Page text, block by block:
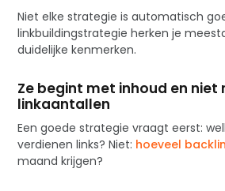
Niet elke strategie is automatisch
linkbuildingstrategie herken je
duidelijke kenmerken.
Ze begint met inhoud en niet
linkaantallen
Een goede strategie vraagt eerst:
verdienen links? Niet: hoeveel
maand krijgen?